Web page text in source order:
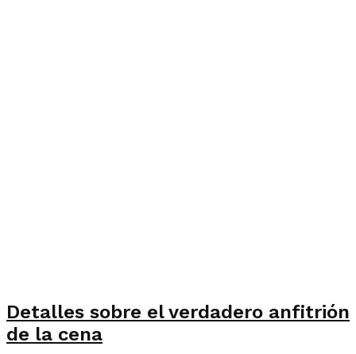
Detalles sobre el verdadero anfitrión
de la cena